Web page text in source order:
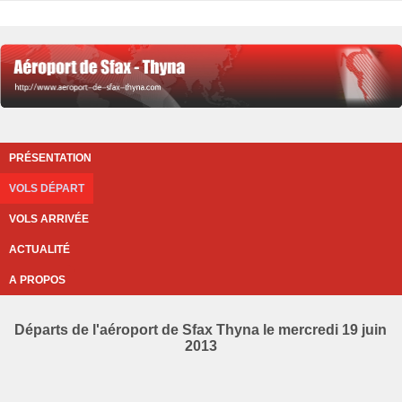
PRÉSENTATION
VOLS DÉPART
VOLS ARRIVÉE
ACTUALITÉ
A PROPOS
Départs de l'aéroport de Sfax Thyna le mercredi 19 juin
2013